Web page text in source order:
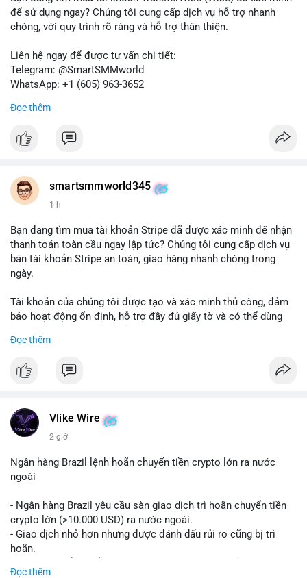
để sử dụng ngay? Chúng tôi cung cấp dịch vụ hỗ trợ nhanh
chóng, với quy trình rõ ràng và hỗ trợ thân thiện.
Liên hệ ngay để được tư vấn chi tiết:
Telegram: @SmartSMMworld
WhatsApp: +1 (605) 963-3652
Lưu ý: Việc mua bán tài khoản có thể vi phạm điều khoản dịch
Đọc thêm
smartsmmworld345
1 h
Bạn đang tìm mua tài khoản Stripe đã được xác minh để nhận
thanh toán toàn cầu ngay lập tức? Chúng tôi cung cấp dịch vụ
bán tài khoản Stripe an toàn, giao hàng nhanh chóng trong
ngày.
Tài khoản của chúng tôi được tạo và xác minh thủ công, đảm
bảo hoạt động ổn định, hỗ trợ đầy đủ giấy tờ và có thể dùng
Telegram: @SmartSMMworld
#buyverifiedstripeaccounts
Đọc thêm
Vlike Wire
2 giờ
Ngân hàng Brazil lệnh hoãn chuyển tiền crypto lớn ra nước
ngoài
- Ngân hàng Brazil yêu cầu sàn giao dịch trì hoãn chuyển tiền
crypto lớn (>10.000 USD) ra nước ngoài.
- Giao dịch nhỏ hơn nhưng được đánh dấu rủi ro cũng bị trì
hoãn.
Đọc thêm